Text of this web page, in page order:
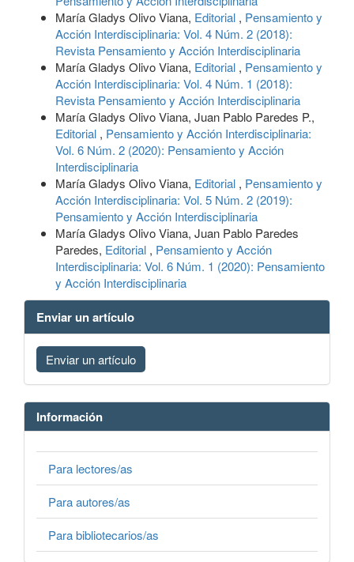
María Gladys Olivo Viana, Editorial , Pensamiento y
Acción Interdisciplinaria: Vol. 4 Núm. 2 (2018):
Revista Pensamiento y Acción Interdisciplinaria
María Gladys Olivo Viana, Editorial , Pensamiento y
Acción Interdisciplinaria: Vol. 4 Núm. 1 (2018):
Revista Pensamiento y Acción Interdisciplinaria
María Gladys Olivo Viana, Juan Pablo Paredes P.,
Editorial , Pensamiento y Acción Interdisciplinaria:
Vol. 6 Núm. 2 (2020): Pensamiento y Acción
Interdisciplinaria
María Gladys Olivo Viana, Editorial , Pensamiento y
Acción Interdisciplinaria: Vol. 5 Núm. 2 (2019):
Pensamiento y Acción Interdisciplinaria
María Gladys Olivo Viana, Juan Pablo Paredes
Paredes, Editorial , Pensamiento y Acción
Interdisciplinaria: Vol. 6 Núm. 1 (2020): Pensamiento
y Acción Interdisciplinaria
Enviar un artículo
Enviar un artículo
Información
Para lectores/as
Para autores/as
Para bibliotecarios/as